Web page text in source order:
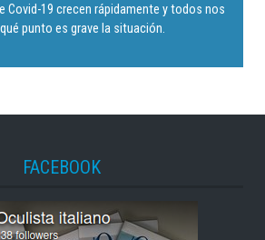
Covid-19 crecen rápidamente y todos nos
punto es grave la situación.
FACEBOOK